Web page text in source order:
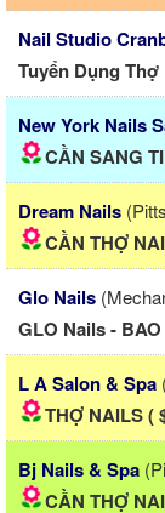
Nail Studio
Tuyển Dụng Thợ
New York Nails
CẦN SANG
Dream Nails
CẦN THỢ
Glo Nails
L A Salon & Spa
THỢ NAILS (
Bj Nails & Spa
CẦN THỢ